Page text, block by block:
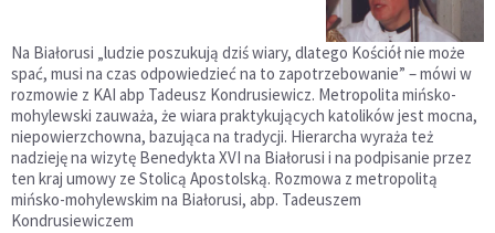
Na Białorusi „ludzie poszukują dziś wiary, dlatego Kościół nie może
spać, musi na czas odpowiedzieć na to zapotrzebowanie” – mówi w
rozmowie z KAI abp Tadeusz Kondrusiewicz. Metropolita mińsko-
mohylewski zauważa, że wiara praktykujących katolików jest mocna,
niepowierzchowna, bazująca na tradycji. Hierarcha wyraża też
nadzieję na wizytę Benedykta XVI na Białorusi i na podpisanie przez
ten kraj umowy ze Stolicą Apostolską. Rozmowa z metropolitą
mińsko-mohylewskim na Białorusi, abp. Tadeuszem
Kondrusiewiczem